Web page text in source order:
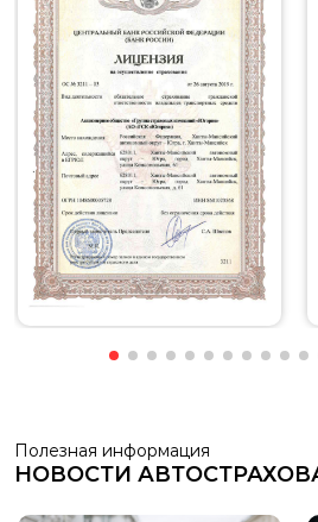
Полезная информация
НОВОСТИ